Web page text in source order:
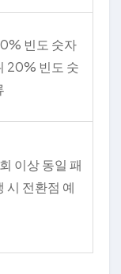
빈도 숫자
20% 빈도 숫
이상 동일 패
시 전환점 예